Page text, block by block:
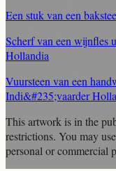
Een stuk van een
Scherf van een wijnfles
Hollandia
Vuursteen van een
Indi&#235;vaarder
This artwork is in the
restrictions. You may
personal or commercial